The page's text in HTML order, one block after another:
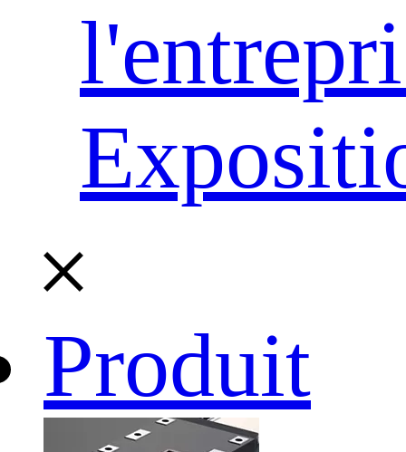
Produit